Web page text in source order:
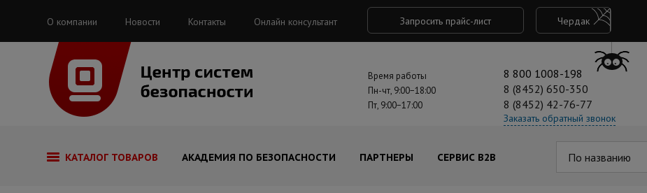
О компании Новости Контакты Онлайн консультант Запросить прайс-лист Чердак
Время работы
Пн-чт, 9:00−18:00
Пт, 9:00−17:00
8 800 1008-198
8 (8452) 650-350
8 (8452) 42-76-77
Заказать обратный звонок
КАТАЛОГ ТОВАРОВ АКАДЕМИЯ ПО БЕЗОПАСНОСТИ ПАРТНЕРЫ СЕРВИС B2B По названию